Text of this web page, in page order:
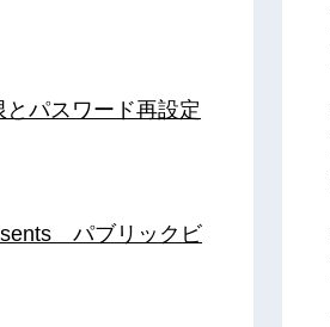
パスワード再設定
パブリックビ